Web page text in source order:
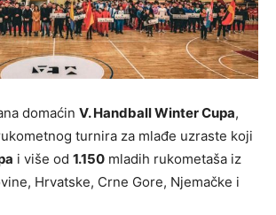
domaćin V. Handball Winter Cupa,
turnira za mlađe uzraste koji
i više od 1.150 mladih rukometaša iz
Hrvatske, Crne Gore, Njemačke i